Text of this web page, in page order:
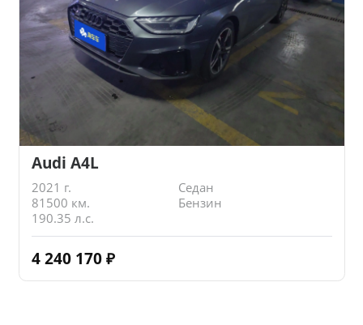
Audi A4L
2021 г.
Седан
81500 км.
Бензин
190.35 л.с.
4 240 170 ₽